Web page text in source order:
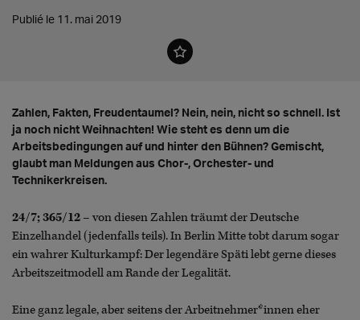
Publié le 11. mai 2019
Zahlen, Fakten, Freudentaumel? Nein, nein, nicht so schnell. Ist
ja noch nicht Weihnachten! Wie steht es denn um die
Arbeitsbedingungen auf und hinter den Bühnen? Gemischt,
glaubt man Meldungen aus Chor-, Orchester- und
Technikerkreisen.
24/7; 365/12 – von diesen Zahlen träumt der Deutsche
Einzelhandel (jedenfalls teils). In Berlin Mitte tobt darum sogar
ein wahrer Kulturkampf: Der legendäre Späti lebt gerne dieses
Arbeitszeitmodell am Rande der Legalität.
Eine ganz legale, aber seitens der Arbeitnehmer*innen eher